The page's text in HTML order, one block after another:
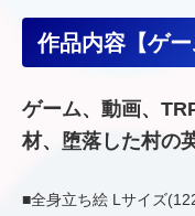
作品内容【ゲー
ゲーム、動画、
材、堕落した村の
■全身立ち絵 Lサイズ